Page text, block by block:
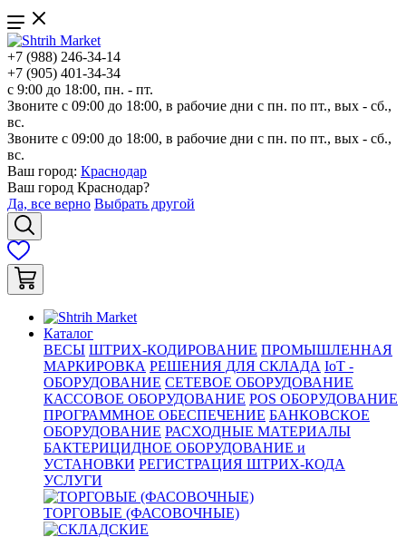
+7 (988) 246-34-14
+7 (905) 401-34-34
с 9:00 до 18:00, пн. - пт.
Звоните с 09:00 до 18:00, в рабочие дни с пн. по пт., вых - сб.,
вс.
Звоните с 09:00 до 18:00, в рабочие дни с пн. по пт., вых - сб.,
вс.
Ваш город: Краснодар
Ваш город Краснодар?
Да, все верно Выбрать другой
Каталог
ВЕСЫ ШТРИХ-КОДИРОВАНИЕ ПРОМЫШЛЕННАЯ
МАРКИРОВКА РЕШЕНИЯ ДЛЯ СКЛАДА IoT -
ОБОРУДОВАНИЕ СЕТЕВОЕ ОБОРУДОВАНИЕ
КАССОВОЕ ОБОРУДОВАНИЕ POS ОБОРУДОВАНИЕ
ПРОГРАММНОЕ ОБЕСПЕЧЕНИЕ БАНКОВСКОЕ
ОБОРУДОВАНИЕ РАСХОДНЫЕ МАТЕРИАЛЫ
БАКТЕРИЦИДНОЕ ОБОРУДОВАНИЕ и
УСТАНОВКИ РЕГИСТРАЦИЯ ШТРИХ-КОДА
УСЛУГИ
ТОРГОВЫЕ (ФАСОВОЧНЫЕ)